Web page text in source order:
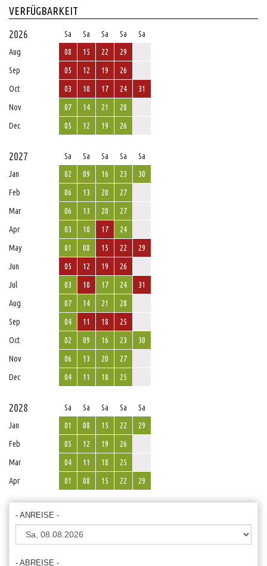
VERFÜGBARKEIT
2026
Sa Sa Sa Sa
Sa
Aug
08 15 22
29
Sep
05 12 19
26
Oct
03 10 17 24
31
Nov
07 14 21
28
Dec
05 12 19 26
2027 Sa Sa Sa Sa
Sa
Jan
02 09 16 23
30
Feb
06 13 20
27
Mar
06 13 20
27
Apr
03 10 17
24
May
01 08 15 22
29
Jun
05 12 19
26
Jul
03 10 17 24
31
Aug
07 14 21
28
Sep
04 11 18
25
Oct
02 09 16 23
30
Nov
06 13 20
27
Dec
04 11 18 25
2028 Sa Sa Sa Sa
Sa
Jan
01 08 15 22
29
Feb
05 12 19
26
Mar
04 11 18
25
Apr
01 08 15 22 29
- ANREISE -
- ABREISE -